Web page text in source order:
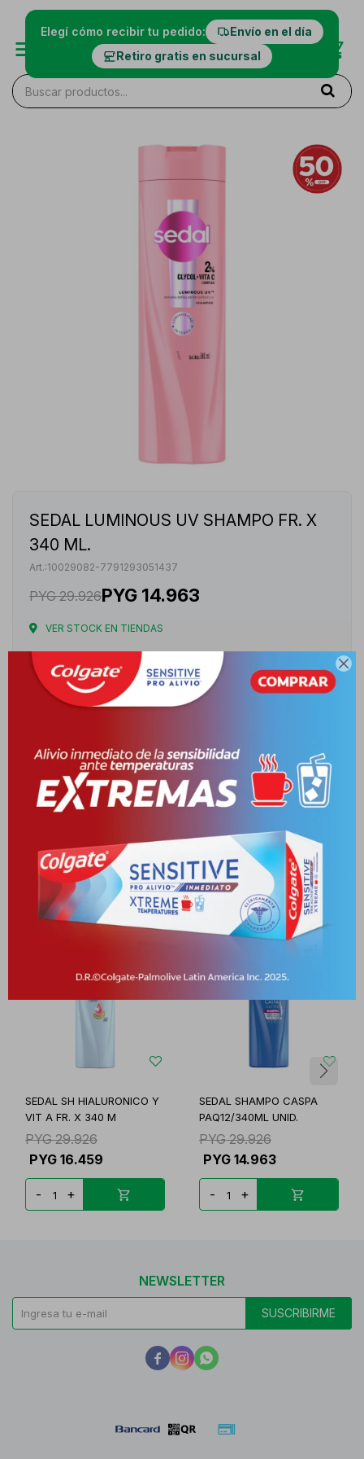

Elegí cómo recibir tu pedido:
Envío en el día
Retiro gratis en sucursal
SEDAL LUMINOUS UV SHAMPO FR. X
340 ML.
10029082-7791293051437
PYG 29.926PYG 14.963
VER STOCK EN TIENDAS
Envíos
Cambios y Devoluciones
Medios de pago
Productos que te pueden interesar
SEDAL SH HIALURONICO Y
VIT A FR. X 340 M
PYG 29.926
PYG 16.459
- +
SEDAL SHAMPO CASPA
PAQ12/340ML UNID.
PYG 29.926
PYG 14.963
- +
NEWSLETTER
SUSCRIBIRME
  